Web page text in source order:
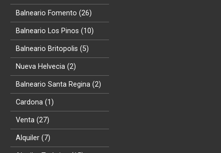
Balneario Fomento (26)
Balneario Los Pinos (10)
Balneario Britopolis (5)
Nueva Helvecia (2)
Balneario Santa Regina (2)
Cardona (1)
Venta (27)
Alquiler (7)